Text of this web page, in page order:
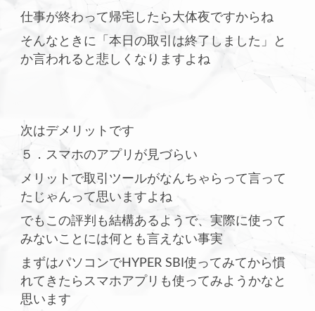
仕事が終わって帰宅したら大体夜ですからね
そんなときに「本日の取引は終了しました」と
か言われると悲しくなりますよね
次はデメリットです
５．スマホのアプリが見づらい
メリットで取引ツールがなんちゃらって言って
たじゃんって思いますよね
でもこの評判も結構あるようで、実際に使って
みないことには何とも言えない事実
まずはパソコンでHYPER SBI使ってみてから慣
れてきたらスマホアプリも使ってみようかなと
思います